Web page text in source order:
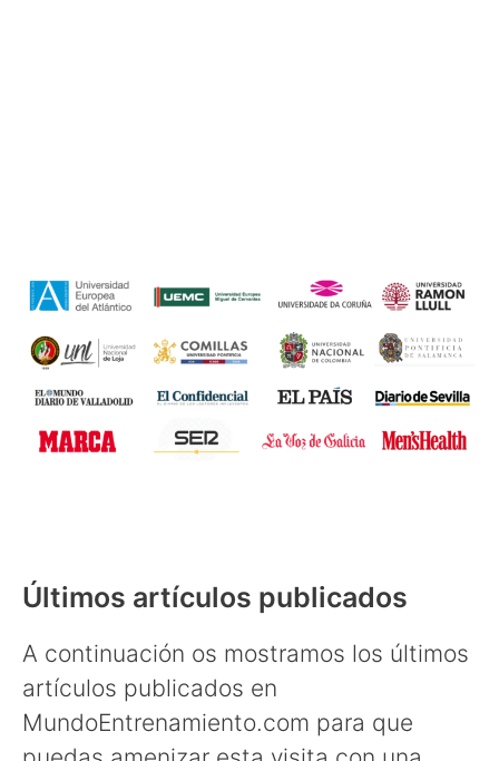
Últimos artículos publicados
A continuación os mostramos los últimos
artículos publicados en
MundoEntrenamiento.com para que